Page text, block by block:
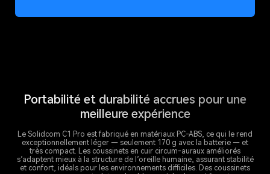
Portabilité et durabilité accrues pour une
meilleure expérience
Le Solidcom C1 Pro est fabriqué en matériaux PC-ABS, ce qui le rend
exceptionnellement léger — seulement 170 g avec la batterie — et
très compact. Les coussinets en cuir circum-auraux améliorés
s’adaptent mieux à la structure de l’oreille humaine, assurant stabilité
et confort, idéals pour les environnements difficiles. Des coussinets